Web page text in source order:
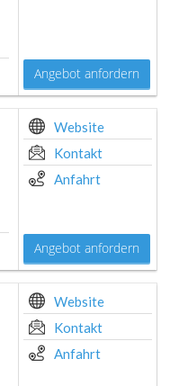
Angebot anfordern
Website
Kontakt
Anfahrt
Angebot anfordern
Website
Kontakt
Anfahrt